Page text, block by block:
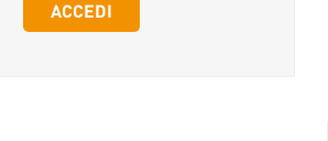
ACCEDI